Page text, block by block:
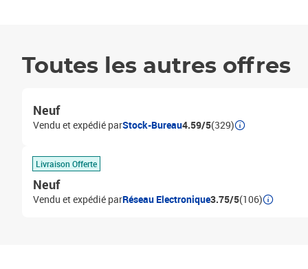
Toutes les autres offres
Neuf
Vendu et expédié parStock-Bureau4.59/5(329)
Livraison Offerte
Neuf
Vendu et expédié parRéseau Electronique3.75/5(106)